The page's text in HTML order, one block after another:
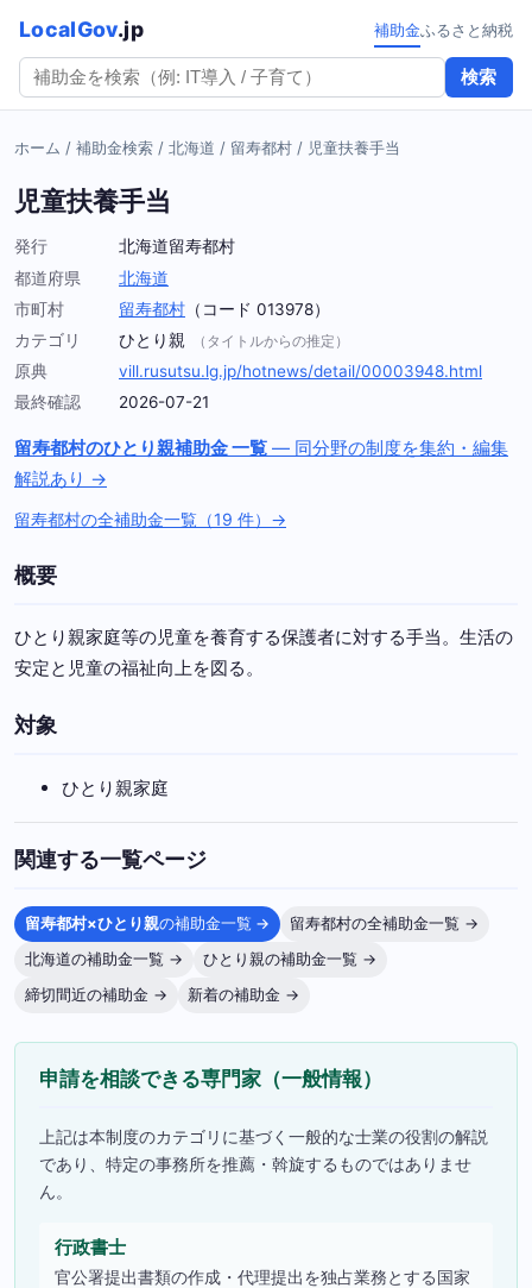
LocalGov.jp
検索
補助金ふるさと納税
ホーム / 補助金検索 / 北海道 / 留寿都村 / 児童扶養手当
児童扶養手当
発行
北海道留寿都村
都道府県
北海道
市町村
留寿都村 （コード 013978）
カテゴリ
ひとり親 （タイトルからの推定）
原典
vill.rusutsu.lg.jp/hotnews/detail/00003948.html
最終確認
2026-07-21
留寿都村のひとり親補助金 一覧 — 同分野の制度を集約・編集
解説あり →
留寿都村の全補助金一覧（19 件）→
概要
ひとり親家庭等の児童を養育する保護者に対する手当。生活の
安定と児童の福祉向上を図る。
対象
ひとり親家庭
関連する一覧ページ
留寿都村×ひとり親の補助金一覧 →
留寿都村の全補助金一覧 →
北海道の補助金一覧 →
ひとり親の補助金一覧 →
締切間近の補助金 →
新着の補助金 →
申請を相談できる専門家（一般情報）
上記は本制度のカテゴリに基づく一般的な士業の役割の解説
であり、特定の事務所を推薦・斡旋するものではありませ
ん。
行政書士
官公署提出書類の作成・代理提出を独占業務とする国家